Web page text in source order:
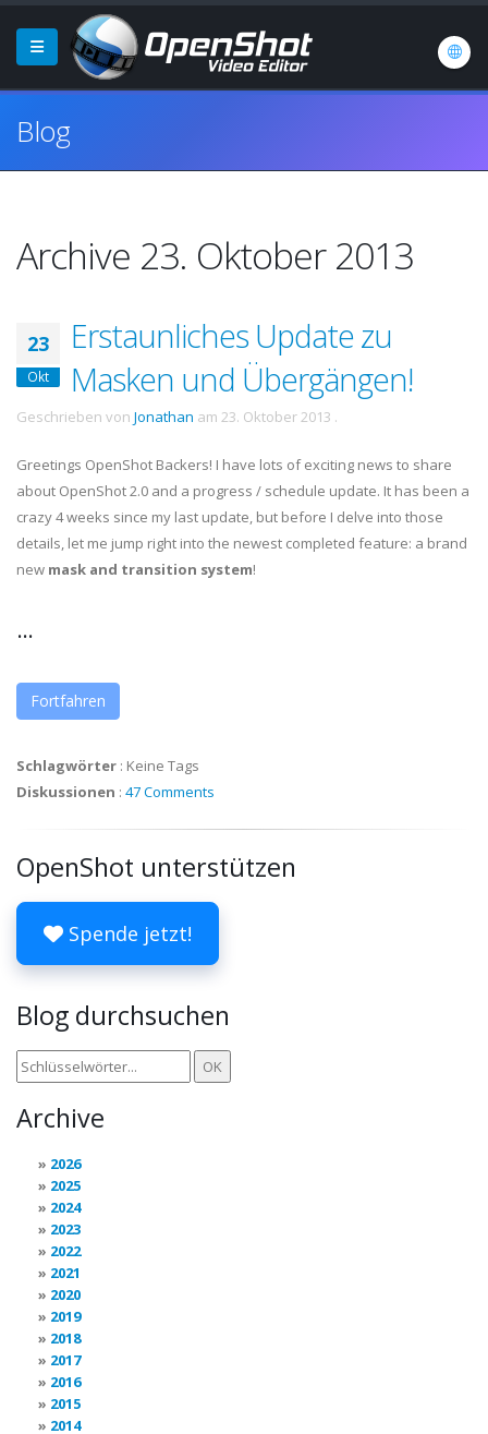
Blog
Archive 23. Oktober 2013
23
Okt
Erstaunliches Update zu
Masken und Übergängen!
Geschrieben von Jonathan am 23. Oktober 2013 .
Greetings OpenShot Backers! I have lots of exciting news to share
about OpenShot 2.0 and a progress / schedule update. It has been a
crazy 4 weeks since my last update, but before I delve into those
details, let me jump right into the newest completed feature: a brand
new mask and transition system!
...
Fortfahren
Schlagwörter : Keine Tags
Diskussionen : 47 Comments
OpenShot unterstützen
Spende jetzt!
Blog durchsuchen
Archive
2026
2025
2024
2023
2022
2021
2020
2019
2018
2017
2016
2015
2014